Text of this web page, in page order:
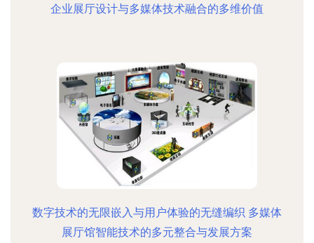
企业展厅设计与多媒体技术融合的多维价值
数字技术的无限嵌入与用户体验的无缝编织 多媒体
展厅馆智能技术的多元整合与发展方案